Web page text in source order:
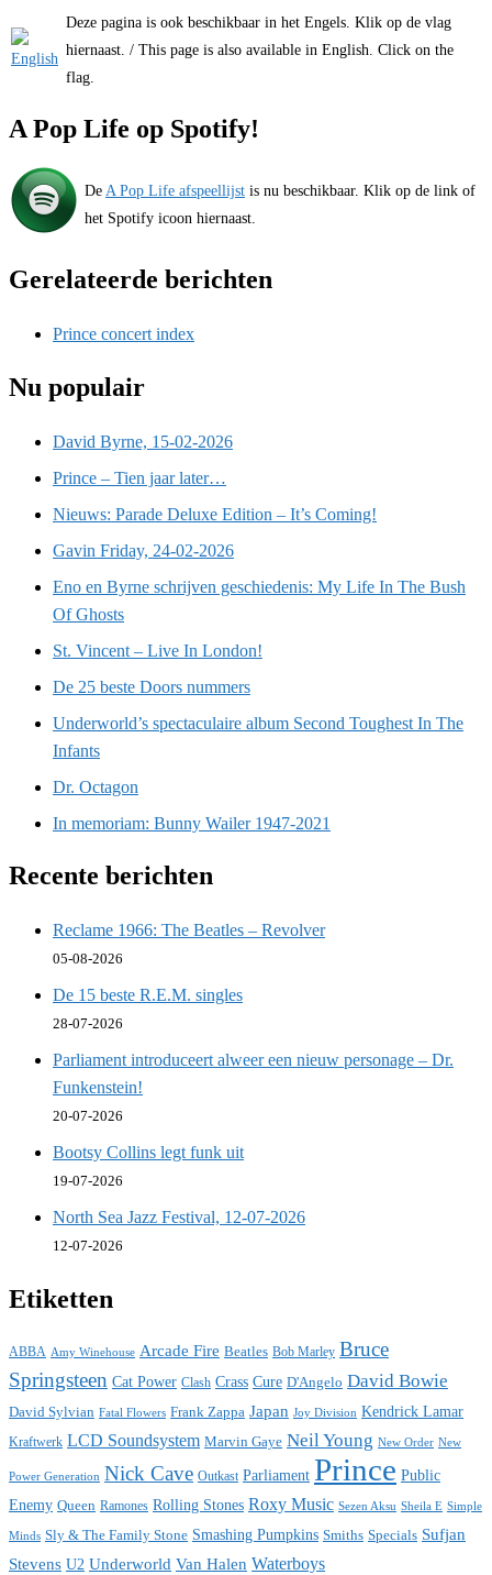
Deze pagina is ook beschikbaar in het Engels. Klik op de vlag
hiernaast. / This page is also available in English. Click on the
flag.
A Pop Life op Spotify!
De A Pop Life afspeellijst is nu beschikbaar. Klik op de link of
het Spotify icoon hiernaast.
Gerelateerde berichten
Prince concert index
Nu populair
David Byrne, 15-02-2026
Prince – Tien jaar later…
Nieuws: Parade Deluxe Edition – It’s Coming!
Gavin Friday, 24-02-2026
Eno en Byrne schrijven geschiedenis: My Life In The Bush
Of Ghosts
St. Vincent – Live In London!
De 25 beste Doors nummers
Underworld’s spectaculaire album Second Toughest In The
Infants
Dr. Octagon
In memoriam: Bunny Wailer 1947-2021
Recente berichten
Reclame 1966: The Beatles – Revolver
05-08-2026
De 15 beste R.E.M. singles
28-07-2026
Parliament introduceert alweer een nieuw personage – Dr.
Funkenstein!
20-07-2026
Bootsy Collins legt funk uit
19-07-2026
North Sea Jazz Festival, 12-07-2026
12-07-2026
Etiketten
ABBA Amy Winehouse Arcade Fire Beatles Bob Marley Bruce
Springsteen Cat Power Clash Crass Cure D'Angelo David Bowie
David Sylvian Fatal Flowers Frank Zappa Japan Joy Division Kendrick Lamar
Kraftwerk LCD Soundsystem Marvin Gaye Neil Young New Order New
Power Generation Nick Cave Outkast Parliament Prince Public
Enemy Queen Ramones Rolling Stones Roxy Music Sezen Aksu Sheila E Simple
Minds Sly & The Family Stone Smashing Pumpkins Smiths Specials Sufjan
Stevens U2 Underworld Van Halen Waterboys